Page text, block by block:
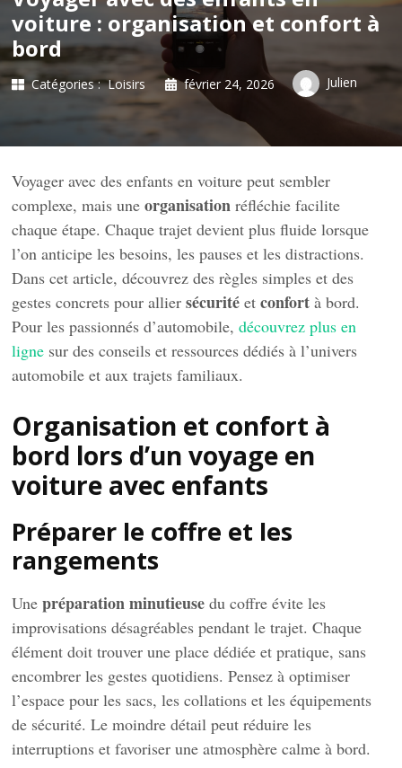
voiture : organisation et confort à
bord
Catégories : Loisirs février 24, 2026 Julien
Voyager avec des enfants en voiture peut sembler
complexe, mais uneorganisation réfléchie facilite
chaque étape. Chaque trajet devient plus fluide lorsque
l’on anticipe les besoins, les pauses et les distractions.
Dans cet article, découvrez des règles simples et des
gestes concrets pour alliersécurité etconfort à bord.
Pour les passionnés d’automobile,découvrez plus en
ligne sur des conseils et ressources dédiés à l’univers
automobile et aux trajets familiaux.
Organisation et confort à
bord lors d’un voyage en
voiture avec enfants
Préparer le coffre et les
rangements
Unepréparation minutieuse du coffre évite les
improvisations désagréables pendant le trajet. Chaque
élément doit trouver une place dédiée et pratique, sans
encombrer les gestes quotidiens. Pensez à optimiser
l’espace pour les sacs, les collations et les équipements
de sécurité. Le moindre détail peut réduire les
interruptions et favoriser une atmosphère calme à bord.